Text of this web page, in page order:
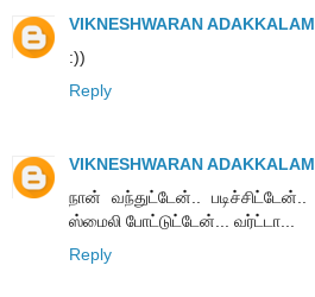
VIKNESHWARAN ADAKKALAM
:))
Reply
VIKNESHWARAN ADAKKALAM
நான் வந்துட்டேன்..
ஸ்மைலி போட்டுட்டேன்... வர்ட்டா...
Reply